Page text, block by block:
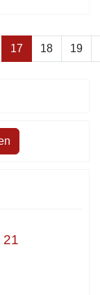
17 18 19
21